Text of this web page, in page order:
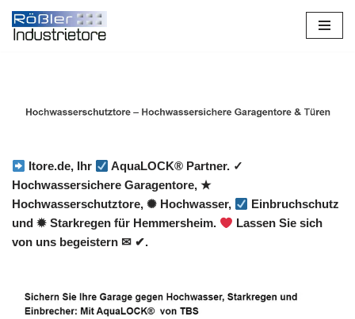
Zum
Itore.de, Ihr
AquaLOCK® Partner. ✓
Hochwassersichere Garagentore, ★
Hochwasserschutztore, ✺ Hochwasser,
Einbruchschutz
und ✹ Starkregen für Hemmersheim.
Lassen Sie sich
von uns begeistern ✉ ✔.